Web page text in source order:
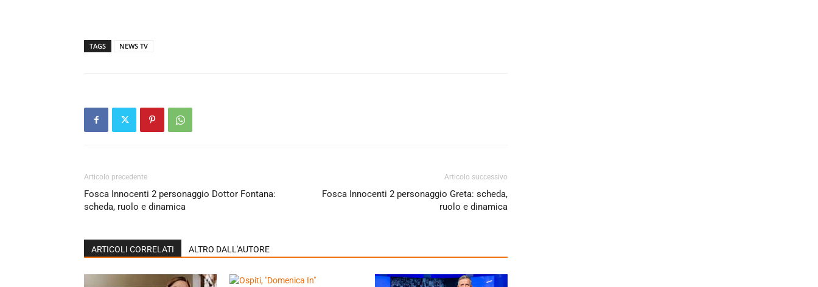
TAGS NEWS TV
Articolo precedente
Fosca Innocenti 2 personaggio Dottor Fontana:
scheda, ruolo e dinamica
Articolo successivo
Fosca Innocenti 2 personaggio Greta: scheda,
ruolo e dinamica
ARTICOLI CORRELATI ALTRO DALL'AUTORE